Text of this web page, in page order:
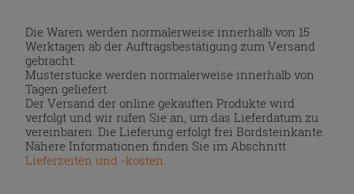
Die Waren werden normalerweise innerhalb von 15
Werktagen ab der Auftragsbestätigung zum Versand
gebracht.
Musterstücke werden normalerweise innerhalb von
Tagen geliefert.
Der Versand der online gekauften Produkte wird
verfolgt und wir rufen Sie an, um das Lieferdatum zu
vereinbaren. Die Lieferung erfolgt frei Bordsteinkante.
Nähere Informationen finden Sie im Abschnitt
Lieferzeiten und -kosten.